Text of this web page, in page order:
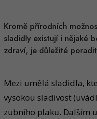
Kromě přírodních
sladidly existují i nějaké
zdraví, je důležité
Mezi umělá sladidla,
vysokou sladivost
zubního plaku. Dalším